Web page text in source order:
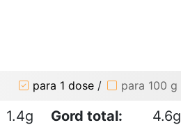
para 1 dose / para 100 g
1.4g Gord total:
4.6g